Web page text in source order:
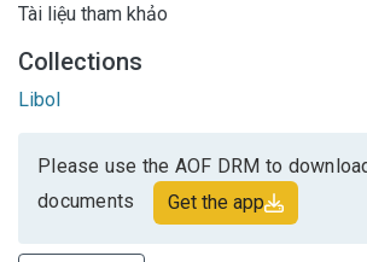
Tài liệu tham khảo
Collections
Libol
Please use the AOF DRM to
documents
Get the app